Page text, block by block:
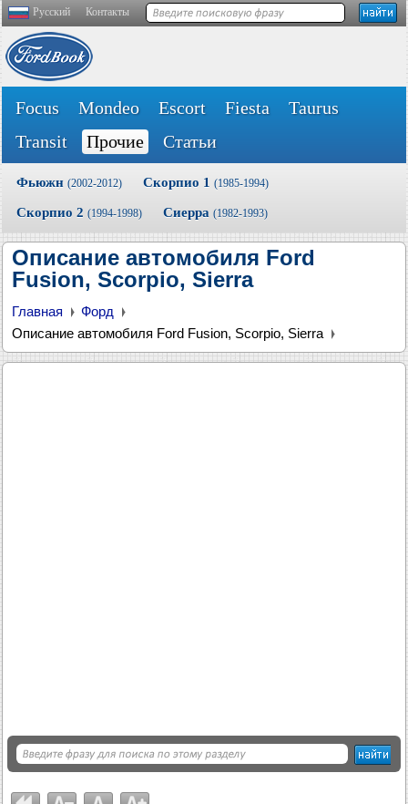
Русский Контакты
Focus Mondeo Escort Fiesta
Taurus
Transit
Прочие Статьи
Фьюжн (2002-2012) Скорпио 1 (1985-1994)
Скорпио 2 (1994-1998) Сиерра (1982-1993)
Описание автомобиля Ford
Fusion, Scorpio, Sierra
Главная
Форд
Описание автомобиля Ford Fusion, Scorpio, Sierra